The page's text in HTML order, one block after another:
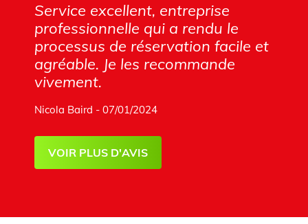
Service excellent, entreprise
professionnelle qui a rendu le
processus de réservation facile et
agréable. Je les recommande
vivement.
Nicola Baird - 07/01/2024
VOIR PLUS D'AVIS